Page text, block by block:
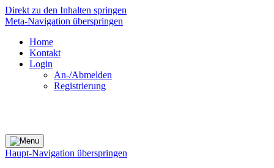
Direkt zu den Inhalten springen
Meta-Navigation überspringen
Home
Kontakt
Login
An-/Abmelden
Registrierung
Haupt-Navigation überspringen